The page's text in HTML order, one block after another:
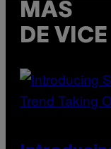
MÁS
DE VICE